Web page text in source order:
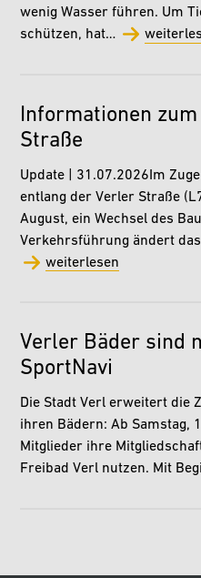
wenig Wasser führen. Um
schützen, hat…
Informationen
Straße
Update | 31.07.2026Im
entlang der Verler Straße
August, ein Wechsel des
Verkehrsführung ändert
weiterlesen
Verler Bäder sind
SportNavi
Die Stadt Verl erweitert die
ihren Bädern: Ab Samstag,
Mitglieder ihre
Freibad Verl nutzen. Mit